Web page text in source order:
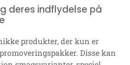
deres indflydelse på
produkter, der kun er
Disse kan